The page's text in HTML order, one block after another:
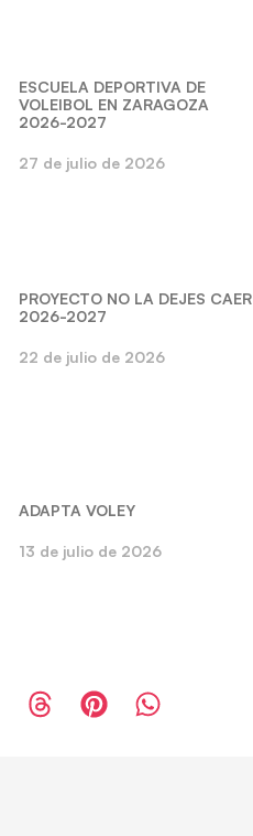
ESCUELA DEPORTIVA DE
VOLEIBOL EN ZARAGOZA
2026-2027
27 de julio de 2026
PROYECTO NO LA DEJES CAER
2026-2027
22 de julio de 2026
ADAPTA VOLEY
13 de julio de 2026